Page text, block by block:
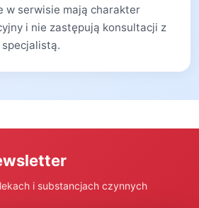
w serwisie mają charakter
i nie zastępują konsultacji z
i substancjach czynnych